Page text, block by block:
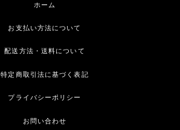
ホーム
お支払い方法について
配送方法・送料について
特定商取引法に基づく表記
プライバシーポリシー
お問い合わせ